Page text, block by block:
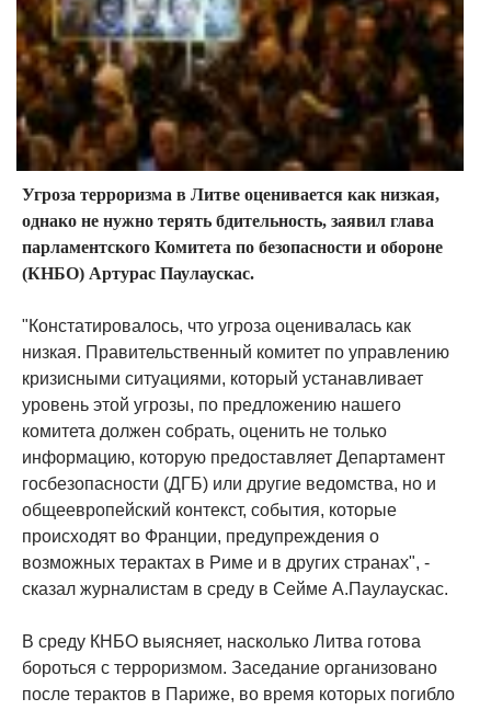
Угроза терроризма в Литве оценивается как низкая,
однако не нужно терять бдительность, заявил глава
парламентского Комитета по безопасности и обороне
(КНБО) Артурас Паулаускас.
"Констатировалось, что угроза оценивалась как
низкая. Правительственный комитет по управлению
кризисными ситуациями, который устанавливает
уровень этой угрозы, по предложению нашего
комитета должен собрать, оценить не только
информацию, которую предоставляет Департамент
госбезопасности (ДГБ) или другие ведомства, но и
общеевропейский контекст, события, которые
происходят во Франции, предупреждения о
возможных терактах в Риме и в других странах", -
сказал журналистам в среду в Сейме А.Паулаускас.
В среду КНБО выясняет, насколько Литва готова
бороться с терроризмом. Заседание организовано
после терактов в Париже, во время которых погибло